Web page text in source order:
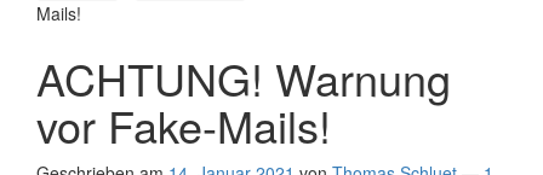
Mails!
ACHTUNG! Warnung
vor Fake-Mails!